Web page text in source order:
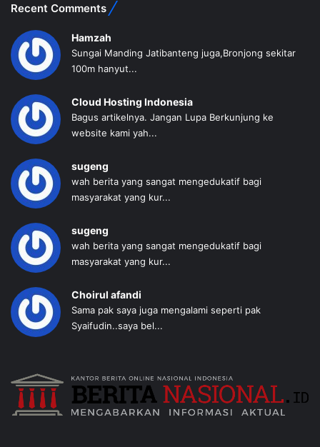
Recent Comments
Hamzah
Sungai Manding Jatibanteng juga,Bronjong sekitar
100m hanyut...
Cloud Hosting Indonesia
Bagus artikelnya. Jangan Lupa Berkunjung ke
website kami yah...
sugeng
wah berita yang sangat mengedukatif bagi
masyarakat yang kur...
sugeng
wah berita yang sangat mengedukatif bagi
masyarakat yang kur...
Choirul afandi
Sama pak saya juga mengalami seperti pak
Syaifudin..saya bel...